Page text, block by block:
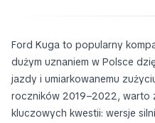
Ford Kuga to popularny
dużym uznaniem w Polsce
jazdy i umiarkowanemu
roczników 2019–2022, warto
kluczowych kwestii: wersje